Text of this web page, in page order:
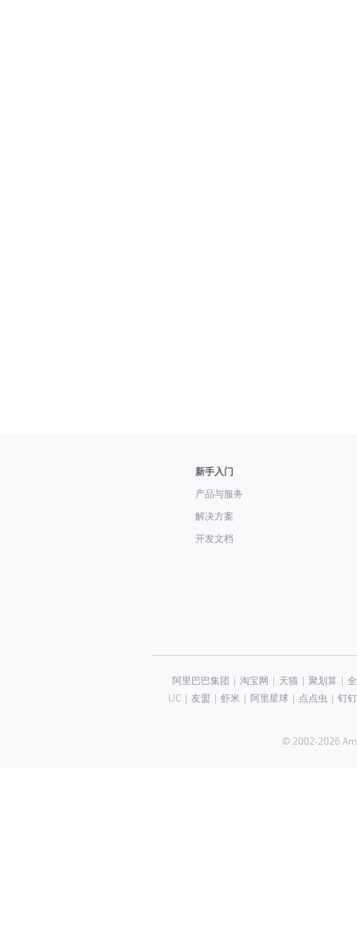
新手入门
产品与服务
解决方案
开发文档
阿里巴巴集团 | 淘宝网 | 天猫| 聚划算 |
UC| 友盟 | 虾米 | 阿里星球| 点点虫 | 钉钉
© 2002-2026